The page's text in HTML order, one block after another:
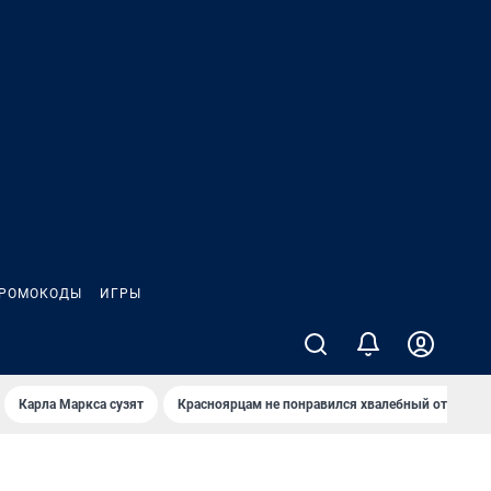
ИГРЫ
Карла Маркса сузят Красноярцам не понравился хвалебный отзыв о